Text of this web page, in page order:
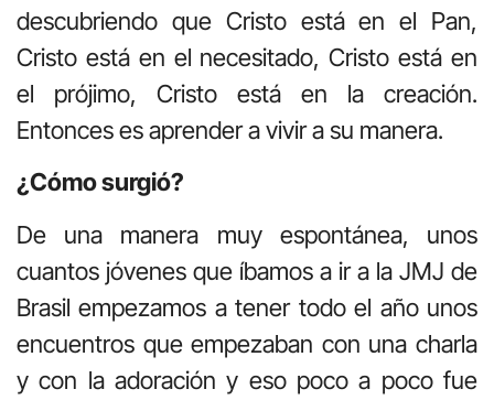
descubriendo que Cristo está en el Pan,
Cristo está en el necesitado, Cristo está en
el prójimo, Cristo está en la creación.
Entonces es aprender a vivir a su manera.
¿Cómo surgió?
De una manera muy espontánea, unos
cuantos jóvenes que íbamos a ir a la JMJ de
Brasil empezamos a tener todo el año unos
encuentros que empezaban con una charla
y con la adoración y eso poco a poco fue